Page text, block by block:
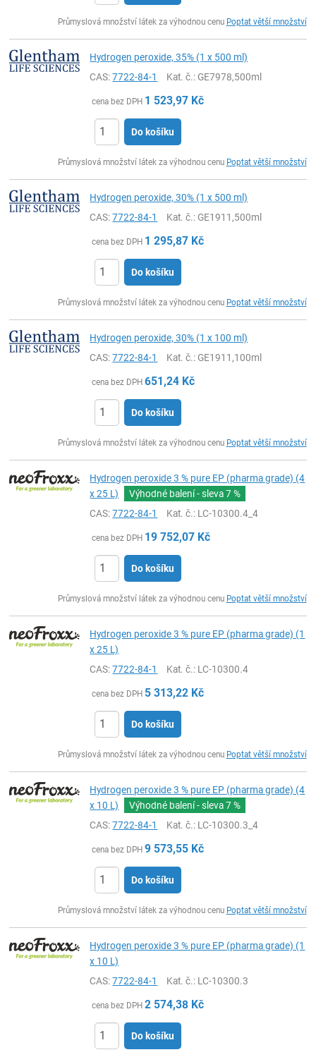
Průmyslová množství látek za výhodnou cenu Poptat větší množství
Hydrogen peroxide, 35% (1 x 500 ml)
CAS:7722-84-1 Kat. č.: GE7978,500ml
cena bez DPH 1 523,97 Kč
Do košíku
Průmyslová množství látek za výhodnou cenu Poptat větší množství
Hydrogen peroxide, 30% (1 x 500 ml)
CAS:7722-84-1 Kat. č.: GE1911,500ml
cena bez DPH 1 295,87 Kč
Do košíku
Průmyslová množství látek za výhodnou cenu Poptat větší množství
Hydrogen peroxide, 30% (1 x 100 ml)
CAS:7722-84-1 Kat. č.: GE1911,100ml
cena bez DPH 651,24 Kč
Do košíku
Průmyslová množství látek za výhodnou cenu Poptat větší množství
Hydrogen peroxide 3 % pure EP (pharma grade) (4
x 25 L)
Výhodné balení - sleva7 %
CAS:7722-84-1 Kat. č.: LC-10300.4_4
cena bez DPH 19 752,07 Kč
Do košíku
Průmyslová množství látek za výhodnou cenu Poptat větší množství
Hydrogen peroxide 3 % pure EP (pharma grade) (1
x 25 L)
CAS:7722-84-1 Kat. č.: LC-10300.4
cena bez DPH 5 313,22 Kč
Do košíku
Průmyslová množství látek za výhodnou cenu Poptat větší množství
Hydrogen peroxide 3 % pure EP (pharma grade) (4
x 10 L)
Výhodné balení - sleva7 %
CAS:7722-84-1 Kat. č.: LC-10300.3_4
cena bez DPH 9 573,55 Kč
Do košíku
Průmyslová množství látek za výhodnou cenu Poptat větší množství
Hydrogen peroxide 3 % pure EP (pharma grade) (1
x 10 L)
CAS:7722-84-1 Kat. č.: LC-10300.3
cena bez DPH 2 574,38 Kč
Do košíku